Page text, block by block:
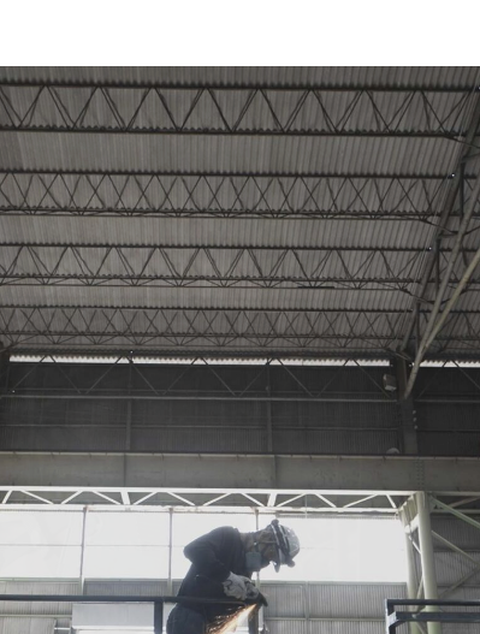
WEB制作